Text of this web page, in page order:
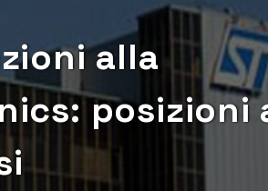
alla
posizioni